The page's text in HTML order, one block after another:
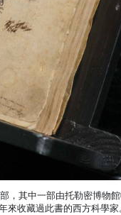
，其中一部由托勒密博物
來收藏過此書的西方科學家